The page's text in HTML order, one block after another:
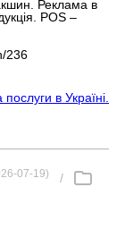
Реклама в
POS –
236
послуги в Україні.
07-19)
/